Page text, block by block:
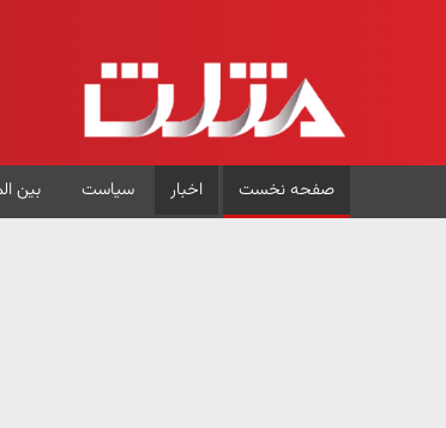
صفحه نخست اخبار سیاست بین